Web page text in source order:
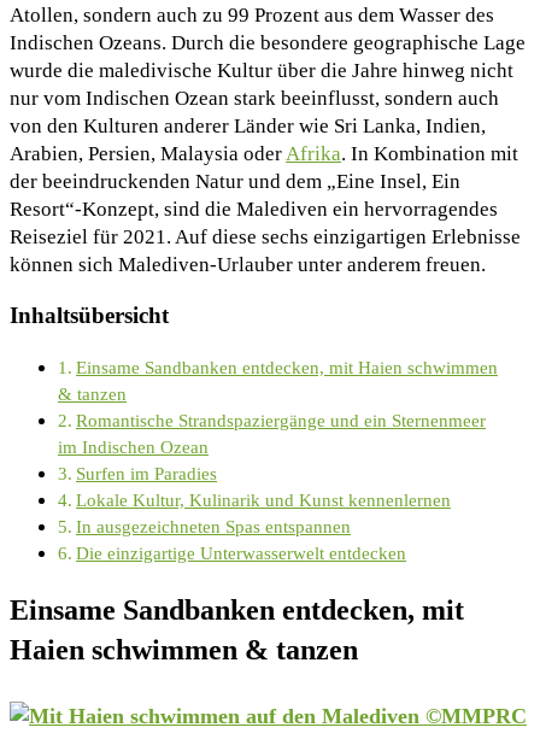
Atollen, sondern auch zu 99 Prozent aus dem Wasser des
Indischen Ozeans. Durch die besondere geographische Lage
wurde die maledivische Kultur über die Jahre hinweg nicht
nur vom Indischen Ozean stark beeinflusst, sondern auch
von den Kulturen anderer Länder wie Sri Lanka, Indien,
Arabien, Persien, Malaysia oder Afrika. In Kombination mit
der beeindruckenden Natur und dem „Eine Insel, Ein
Resort“-Konzept, sind die Malediven ein hervorragendes
Reiseziel für 2021. Auf diese sechs einzigartigen Erlebnisse
können sich Malediven-Urlauber unter anderem freuen.
Inhaltsübersicht
Einsame Sandbanken entdecken, mit Haien schwimmen
& tanzen
Romantische Strandspaziergänge und ein Sternenmeer
im Indischen Ozean
Surfen im Paradies
Lokale Kultur, Kulinarik und Kunst kennenlernen
In ausgezeichneten Spas entspannen
Die einzigartige Unterwasserwelt entdecken
Einsame Sandbanken entdecken, mit
Haien schwimmen & tanzen